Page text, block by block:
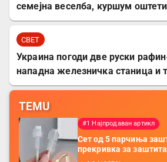
семејна веселба, куршум
СВЕТ
Украина погоди две руски
нападна железничка станица и
TEMU
#1 Најпродаван артикл
Сет од 5 парчиња
прекривка за
додатоци за заштита